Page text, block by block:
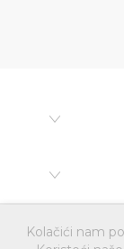
Kolačići nam